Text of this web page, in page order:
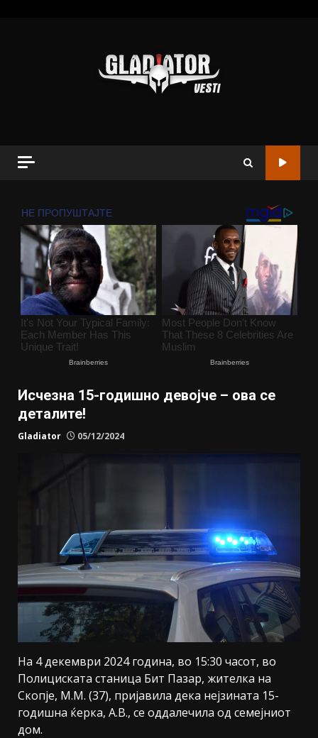
Исчезна 15-годишно девојче – ова се
деталите!
Gladiator 05/12/2024
На 4 декември 2024 година, во 15:30 часот, во
Полициската станица Бит Пазар, жителка на
Скопје, М.М. (37), пријавила дека нејзината 15-
годишна ќерка, А.В., се оддалечила од семејниот
дом.